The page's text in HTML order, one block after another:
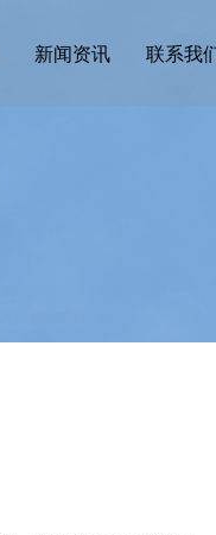
新闻资讯 联系我